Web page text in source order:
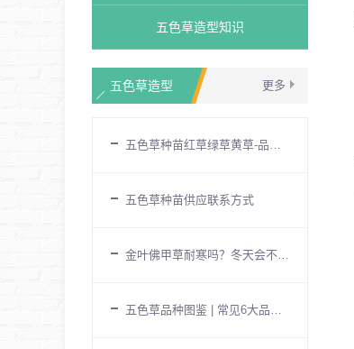
五色草造型知识
更多
五色草造型
五色草种苗红草绿草黄草-品种区别与
五色草种苗供应联系方式
金叶佛甲草耐寒吗？冬天会不会死？
五色草品种图鉴 | 常见6大品种区别与